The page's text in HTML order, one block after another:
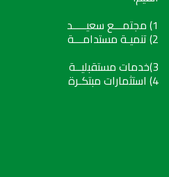
1) مجتمـــع سعيـــــد
2) تنميـة مستدامـــة
3)خدمات مستقبليــة
4) استثمارات مبتكـرة